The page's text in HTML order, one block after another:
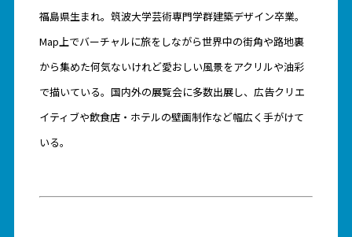
福島県生まれ。筑波大学芸術専門学群建築デザイン卒業。
Map上でバーチャルに旅をしながら世界中の街角や路地裏
から集めた何気ないけれど愛おしい風景をアクリルや油彩
で描いている。国内外の展覧会に多数出展し、広告クリエ
イティブや飲食店・ホテルの壁画制作など幅広く手がけて
いる。